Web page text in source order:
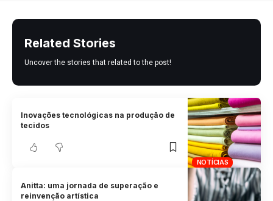
Related Stories
Uncover the stories that related to the post!
NOTÍCIAS
Inovações tecnológicas na produção de
tecidos
Anitta: uma jornada de superação e
reinvenção artística